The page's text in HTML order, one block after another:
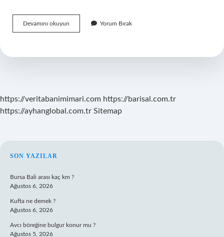
Devamını okuyun
Neden
Yorum Bırak
https://veritabanimimari.com https://barisal.com.tr
https://ayhanglobal.com.tr Sitemap
SIDEBAR
SON YAZILAR
Bursa Bali arası kaç km ?
Ağustos 6, 2026
Kufta ne demek ?
Ağustos 6, 2026
Avcı böreğine bulgur konur mu ?
Ağustos 5, 2026